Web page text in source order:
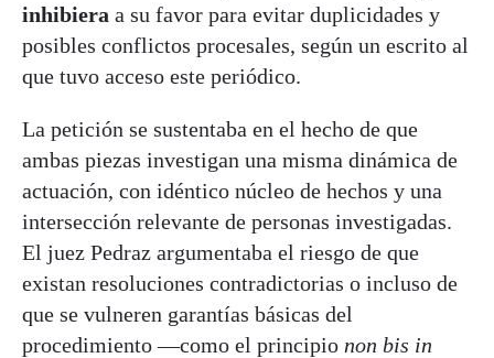
inhibiera a su favor para evitar duplicidades y
posibles conflictos procesales, según un escrito al
que tuvo acceso este periódico.
La petición se sustentaba en el hecho de que
ambas piezas investigan una misma dinámica de
actuación, con idéntico núcleo de hechos y una
intersección relevante de personas investigadas.
El juez Pedraz argumentaba el riesgo de que
existan resoluciones contradictorias o incluso de
que se vulneren garantías básicas del
procedimiento —como el principio non bis in